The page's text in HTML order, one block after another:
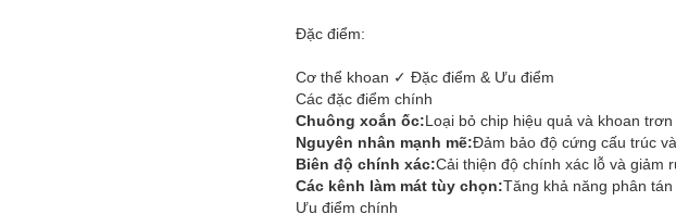
Đặc điểm:
Cơ thể khoan ✓ Đặc điểm & Ưu điểm
Các đặc điểm chính
Chuông xoắn ốc:Loại bỏ chip hiệu quả và khoan trơn
Nguyên nhân mạnh mẽ:Đảm bảo độ cứng cấu trúc
Biên độ chính xác:Cải thiện độ chính xác lỗ và giảm
Các kênh làm mát tùy chọn:Tăng khả năng phân
Ưu điểm chính